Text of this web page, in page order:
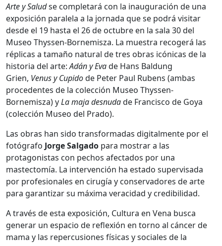
Arte y Saludse completará con la inauguración de una
exposición paralela a la jornada que se podrá visitar
desde el 19 hasta el 26 de octubre en la sala 30 del
Museo Thyssen-Bornemisza. La muestra recogerá las
réplicas a tamaño natural de tres obras icónicas de la
historia del arte:Adán y Evade Hans Baldung
Grien, Venus y Cupidode Peter Paul Rubens (ambas
procedentes de la colección Museo Thyssen-
Bornemisza) yLa maja desnudade Francisco de Goya
(colección Museo del Prado).
Las obras han sido transformadas digitalmente por el
fotógrafo Jorge Salgado para mostrar a las
protagonistas con pechos afectados por una
mastectomía. La intervención ha estado supervisada
por profesionales en cirugía y conservadores de arte
para garantizar su máxima veracidad y credibilidad.
A través de esta exposición, Cultura en Vena busca
generar un espacio de reflexión en torno al cáncer de
mama y las repercusiones físicas y sociales de la